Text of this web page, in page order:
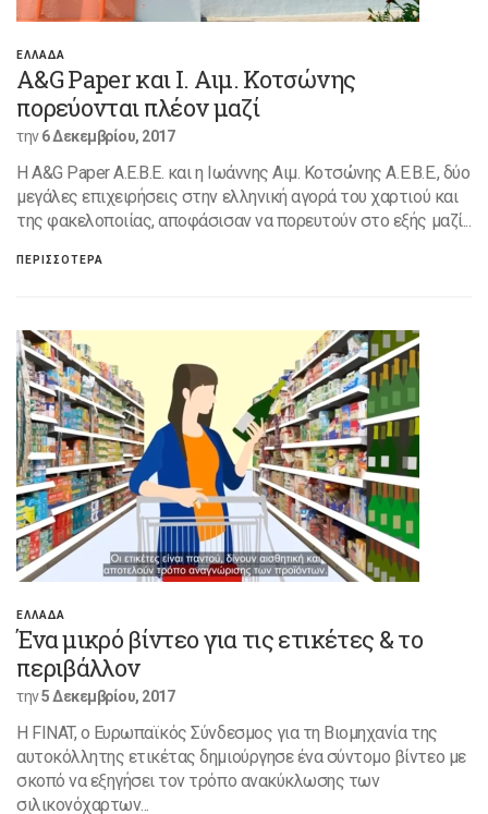
ΕΛΛΑΔΑ
A&G Paper και Ι. Αιμ. Κοτσώνης
πορεύονται πλέον μαζί
την6 Δεκεμβρίου, 2017
Η A&G Paper A.E.B.E. και η Ιωάννης Αιμ. Κοτσώνης Α.Ε.Β.Ε., δύο
μεγάλες επιχειρήσεις στην ελληνική αγορά του χαρτιού και
της φακελοποιίας, αποφάσισαν να πορευτούν στο εξής μαζί...
ΠΕΡΙΣΣΟΤΕΡΑ
ΕΛΛΑΔΑ
Ένα μικρό βίντεο για τις ετικέτες & το
περιβάλλον
την5 Δεκεμβρίου, 2017
H FINAT, ο Ευρωπαϊκός Σύνδεσμος για τη Βιομηχανία της
αυτοκόλλητης ετικέτας δημιούργησε ένα σύντομο βίντεο με
σκοπό να εξηγήσει τον τρόπο ανακύκλωσης των
σιλικονόχαρτων...